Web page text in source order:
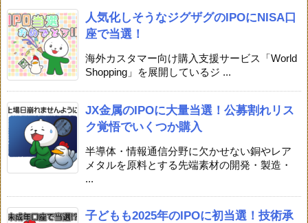
人気化しそうなジグザグのIPOにNISA口
座で当選！
海外カスタマー向け購入支援サービス「World
Shopping」を展開しているジ ...
JX金属のIPOに大量当選！公募割れリス
ク覚悟でいくつか購入
半導体・情報通信分野に欠かせない銅やレア
メタルを原料とする先端素材の開発・製造・
...
子どもも2025年のIPOに初当選！技術承